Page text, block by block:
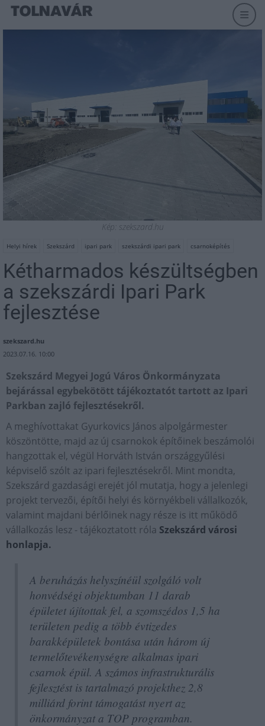
Kép: szekszard.hu
Helyi hírek Szekszárd ipari park szekszárdi ipari park csarnoképítés
Kétharmados készültségben
a szekszárdi Ipari Park
fejlesztése
szekszard.hu
2023.07.16. 10:00
Szekszárd Megyei Jogú Város Önkormányzata
bejárással egybekötött tájékoztatót tartott az Ipari
Parkban zajló fejlesztésekről.
A meghívottakat Gyurkovics János alpolgármester
köszöntötte, majd az új csarnokok építőinek beszámolói
hangzottak el, végül Horváth István országgyűlési
képviselő szólt az ipari fejlesztésekről. Mint mondta,
Szekszárd gazdasági erejét jól mutatja, hogy a jelenlegi
projekt tervezői, építői helyi és környékbeli vállalkozók,
valamint majdani bérlőinek nagy része is itt működő
vállalkozás lesz - tájékoztatott róla Szekszárd városi
honlapja.
A beruházás helyszínéül szolgáló volt
honvédségi objektumban 11 darab
épületet újítottak fel, a szomszédos 1,5 ha
területen pedig a több évtizedes
barakképületek bontása után három új
termelőtevékenységre alkalmas ipari
csarnok épül. A számos infrastrukturális
fejlesztést is tartalmazó projekthez 2,8
milliárd forint támogatást nyert az
önkormányzat a TOP programban.